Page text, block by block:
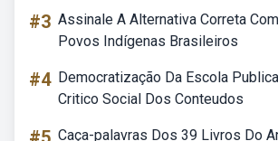
#3 Assinale A Alternativa Correta
Povos Indígenas Brasileiros
#4 Democratização Da Escola
Critico Social Dos Conteudos
Caça-palavras Dos 39 Livros Do